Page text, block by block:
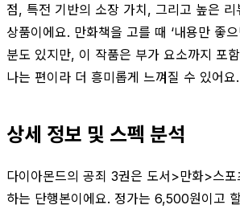
점, 특전 기반의 소장 가치, 그리고 높은 리
상품이에요. 만화책을 고를 때 ‘내용만 좋
분도 있지만, 이 작품은 부가 요소까지 포
나는 편이라 더 흥미롭게 느껴질 수 있어요.
상세 정보 및 스펙 분석
다이아몬드의 공죄 3권은 도서>만화>스
하는 단행본이에요. 정가는 6,500원이고